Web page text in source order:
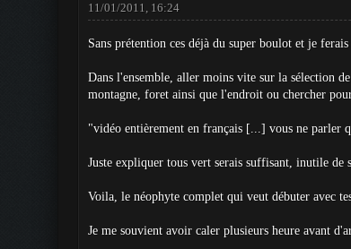
11/01/2011, 16:24
Sans prétention ces déjà du super boulot et je
Dans l'ensemble, aller moins vite sur la sélection
montagne, foret ainsi que l'endroit ou chercher
"vidéo entièrement en français [...] vous ne parler
Juste expliquer tous vert serais suffisant, inutile
Voila, le néophyte complet qui veut débuter avec
Je me souvient avoir caler plusieurs heure avant